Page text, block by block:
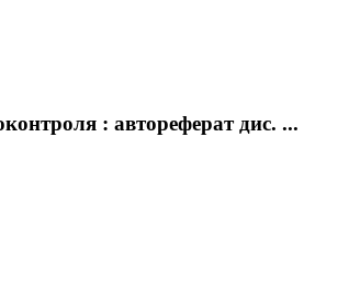
: автореферат дис. ...